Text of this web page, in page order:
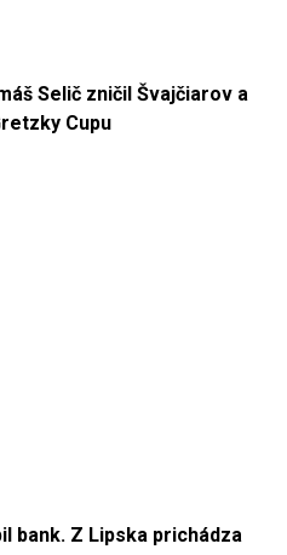
Selič zničil Švajčiarov a
Cupu
bank. Z Lipska prichádza